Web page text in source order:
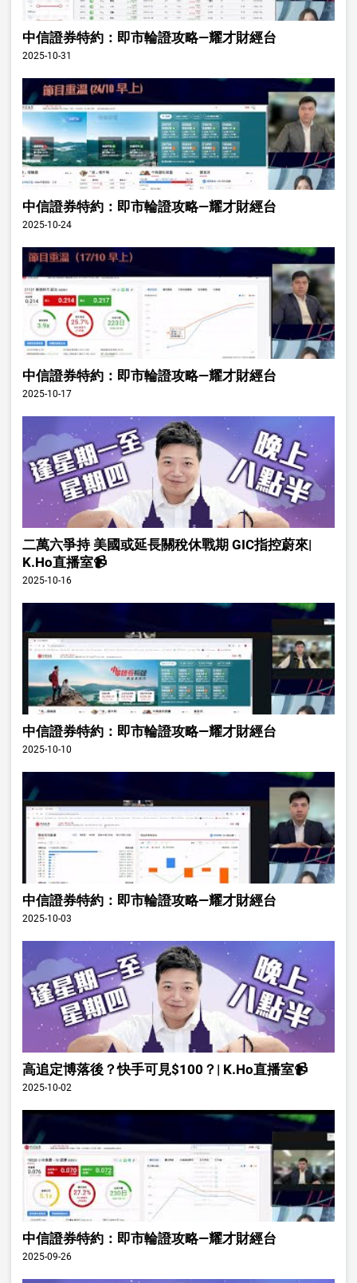
中信證券特約：即市輪證攻略—耀才財經台
2025-10-31
中信證券特約：即市輪證攻略—耀才財經台
2025-10-24
中信證券特約：即市輪證攻略—耀才財經台
2025-10-17
二萬六爭持 美國或延長關稅休戰期 GIC指控蔚來|
K.Ho直播室📹
2025-10-16
中信證券特約：即市輪證攻略—耀才財經台
2025-10-10
中信證券特約：即市輪證攻略—耀才財經台
2025-10-03
高追定博落後？快手可見$100？| K.Ho直播室📹
2025-10-02
中信證券特約：即市輪證攻略—耀才財經台
2025-09-26